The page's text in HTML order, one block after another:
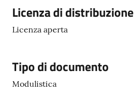
Tutti
Descrizione
Licenza di distribuzione
Licenza aperta
Tipo di documento
Modulistica